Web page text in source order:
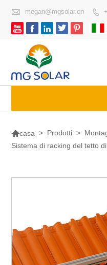
 megan@mgsolar.cn 
    
casa > Prodotti >
Sistema di racking del tetto